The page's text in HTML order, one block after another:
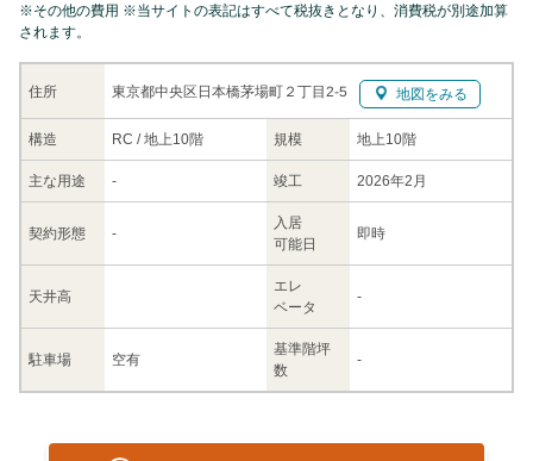
住所 東京都中央区日本橋茅場町２丁目2-5 地図をみる
構造 RC / 地上10階 規模 地上10階
主な用途 - 竣工 2026年2月
契約形態 -
入居
可能日
即時
天井高
エレ
ベータ
-
駐車場 空有
基準階坪
数
-
※その他の費用 ※当サイトの表記はすべて税抜きとなり、消費税が別途加算
されます。